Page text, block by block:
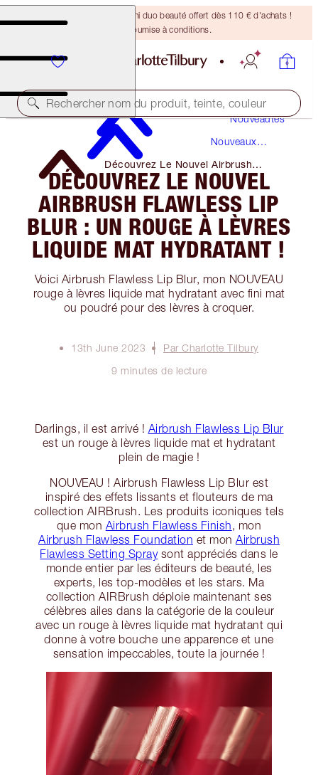
DERNIÈRE CHANCE ! Un mini duo beauté offert dès 110 € d'achats !
Offre soumise à conditions.
Rechercher nom du produit, teinte, couleur
Nouveautés
Nouveaux
Découvrez Le Nouvel Airbrush
Flawless Lip Blur : Un Rouge à Lèvres
Liquide Mat Hydratant !
DÉCOUVREZ LE NOUVEL
AIRBRUSH FLAWLESS LIP
BLUR : UN ROUGE À LÈVRES
LIQUIDE MAT HYDRATANT !
Voici Airbrush Flawless Lip Blur, mon NOUVEAU
rouge à lèvres liquide mat hydratant avec fini mat
ou poudré pour des lèvres à croquer.
13th June 2023
Par Charlotte Tilbury
9 minutes de lecture
Darlings, il est arrivé ! Airbrush Flawless Lip Blur
est un rouge à lèvres liquide mat et hydratant
plein de magie !
NOUVEAU ! Airbrush Flawless Lip Blur est
inspiré des effets lissants et flouteurs de ma
collection AIRBrush. Les produits iconiques tels
que mon Airbrush Flawless Finish, mon
Airbrush Flawless Foundation et mon Airbrush
Flawless Setting Spraysont appréciés dans le
monde entier par les éditeurs de beauté, les
experts, les top-modèles et les stars. Ma
collection AIRBrush déploie maintenant ses
célèbres ailes dans la catégorie de la couleur
avec un rouge à lèvres liquide mat hydratant qui
donne à votre bouche une apparence et une
sensation impeccables, toute la journée !